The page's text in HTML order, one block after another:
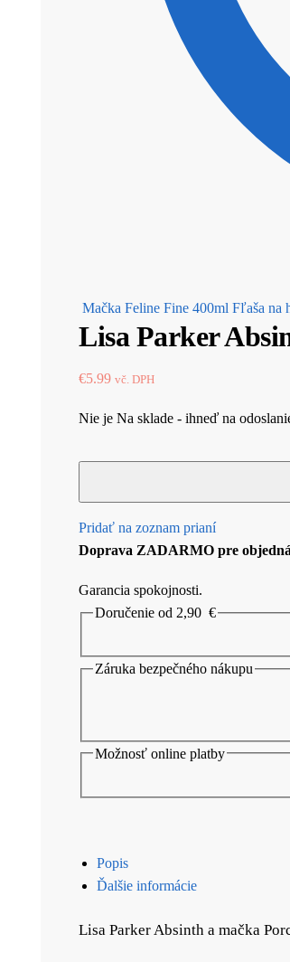
Mačka Feline Fine 400ml Fľaša na
Lisa Parker
€5.99 vč. DPH
Nie je Na sklade - ihneď na
Pridať na zoznam prianí
Doprava ZADARMO pre
Garancia spokojnosti.
Doručenie od 2,90 €
Záruka bezpečného nákupu
Možnosť online platby
Popis
Ďalšie informácie
Lisa Parker Absinth a mačka